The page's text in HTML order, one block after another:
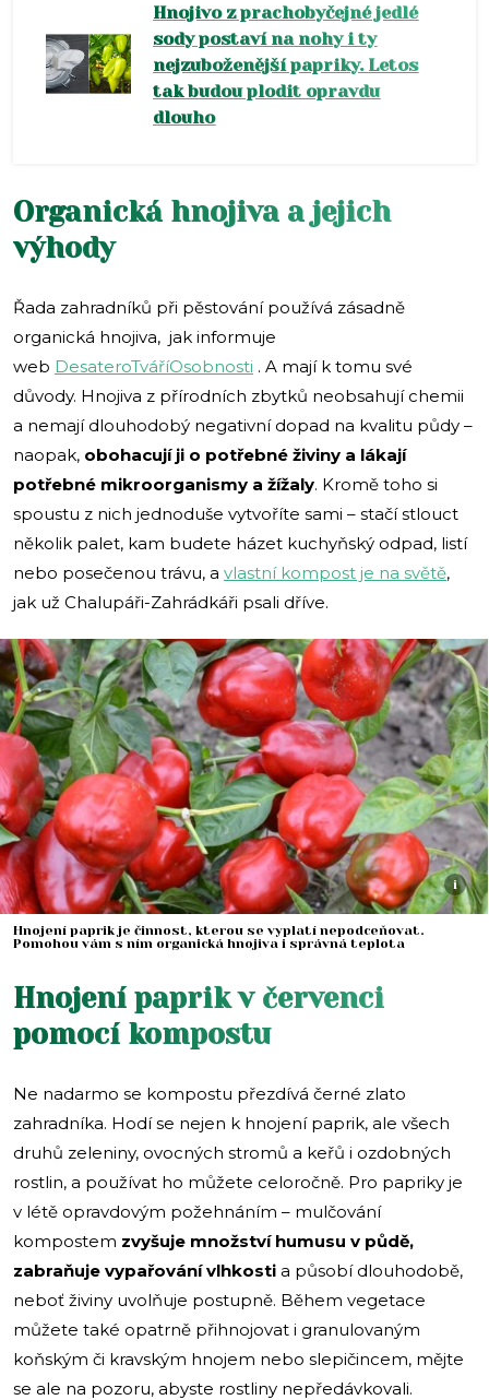
Hnojivo z prachobyčejné jedlé
sody postaví na nohy i ty
nejzuboženější papriky. Letos
tak budou plodit opravdu
dlouho
Organická hnojiva a jejich
výhody
Řada zahradníků při pěstování používá zásadně
organická hnojiva, jak informuje
web DesateroTváříOsobnosti . A mají k tomu své
důvody. Hnojiva z přírodních zbytků neobsahují chemii
a nemají dlouhodobý negativní dopad na kvalitu půdy –
naopak, obohacují ji o potřebné živiny a lákají
potřebné mikroorganismy a žížaly. Kromě toho si
spoustu z nich jednoduše vytvoříte sami – stačí stlouct
několik palet, kam budete házet kuchyňský odpad, listí
nebo posečenou trávu, a vlastní kompost je na světě,
jak už Chalupáři-Zahrádkáři psali dříve.
i
Hnojení paprik je činnost, kterou se vyplatí nepodceňovat.
Pomohou vám s ním organická hnojiva i správná teplota
Hnojení paprik v červenci
pomocí kompostu
Ne nadarmo se kompostu přezdívá černé zlato
zahradníka. Hodí se nejen k hnojení paprik, ale všech
druhů zeleniny, ovocných stromů a keřů i ozdobných
rostlin, a používat ho můžete celoročně. Pro papriky je
v létě opravdovým požehnáním – mulčování
kompostem zvyšuje množství humusu v půdě,
zabraňuje vypařování vlhkosti a působí dlouhodobě,
neboť živiny uvolňuje postupně. Během vegetace
můžete také opatrně přihnojovat i granulovaným
koňským či kravským hnojem nebo slepičincem, mějte
se ale na pozoru, abyste rostliny nepředávkovali.